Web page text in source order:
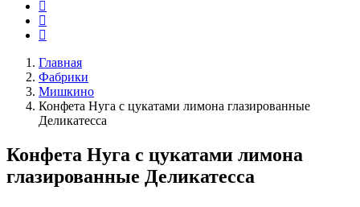
Главная
Фабрики
Мишкино
Конфета Нуга с цукатами лимона глазированные
Деликатесса
Конфета Нуга с цукатами лимона
глазированные Деликатесса